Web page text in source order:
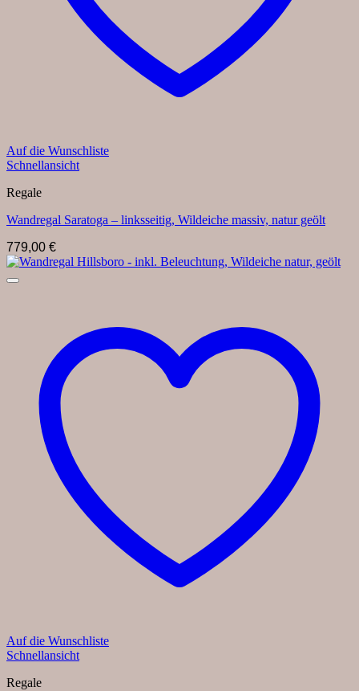
Auf die Wunschliste
Schnellansicht
Regale
Wandregal Saratoga – linksseitig, Wildeiche massiv, natur geölt
779,00 €
Auf die Wunschliste
Schnellansicht
Regale